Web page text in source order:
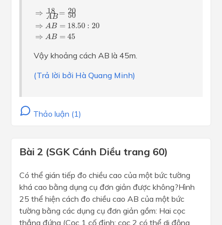
⇒ 18
A B = 20
50
⇒ AB = 18.50 : 20
⇒ AB = 45
18 A 20
Vậy khoảng cách AB là 45m.
(Trả lời bởi Hà Quang Minh)
Thảo luận (1)
Bài 2 (SGK Cánh Diều trang 60)
Có thể gián tiếp đo chiều cao của một bức tường
khá cao bằng dụng cụ đơn giản được không?Hình
25 thể hiện cách đo chiều cao AB của một bức
tường bằng các dụng cụ đơn giản gồm: Hai cọc
thẳng đứng (Cọc 1 cố định; cọc 2 có thể di động